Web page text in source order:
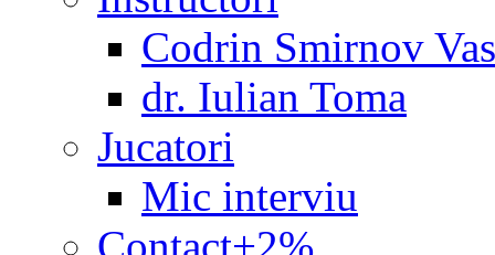
Codrin Smirnov
dr. Iulian Toma
Jucatori
Mic interviu
Contact+2%